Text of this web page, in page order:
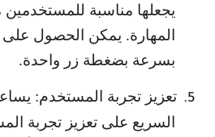
يجعلها مناسبة
المهارة. يمكن الحصول على
بسرعة بضغطة زر واحدة.
5.
تعزيز تجربة المستخدم:
السريع على تعزيز تجربة